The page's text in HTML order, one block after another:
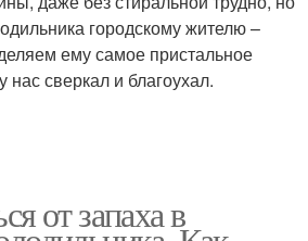
городскому жителю –
ему самое пристальное
сверкал и благоухал.
от запаха в